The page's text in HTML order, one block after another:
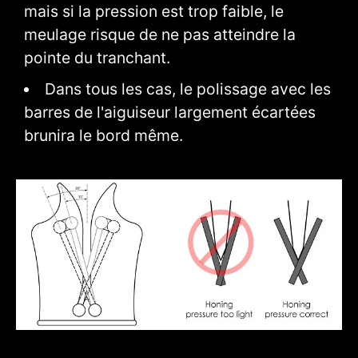
mais si la pression est trop faible, le
meulage risque de ne pas atteindre la
pointe du tranchant.
Dans tous les cas, le polissage avec les
barres de l'aiguiseur largement écartées
brunira le bord même.